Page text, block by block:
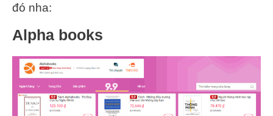
đó nha:
Alpha books